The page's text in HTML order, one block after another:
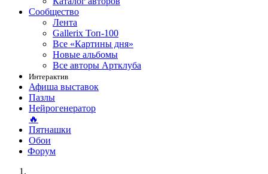
Сообщество
Лента
Gallerix Топ-100
Все «Картины дня»
Новые альбомы
Все авторы Артклуба
Интерактив
Афиша выставок
Пазлы
Нейрогенератор
🔥
Пятнашки
Обои
Форум